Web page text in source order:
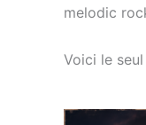
melodic
Voici le